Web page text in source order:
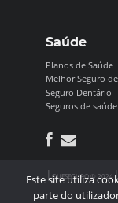
Saúde
Planos de Saúde
Melhor Seguro
Seguro Dentário
Seguros de
|QUESEGURO © 2024 |
Este site utiliza
parte do